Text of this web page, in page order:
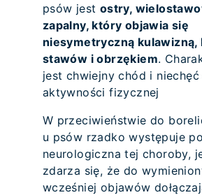
psów jest ostry,
zapalny, który objawia się
niesymetryczną kulawizną,
stawów i obrzękiem.
jest chwiejny chód i niechęć
aktywności fizycznej
W przeciwieństwie do
u psów rzadko występuje
neurologiczna tej choroby,
zdarza się, że do
wcześniej objawów